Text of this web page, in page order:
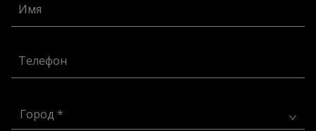
Имя
Телефон
Город *